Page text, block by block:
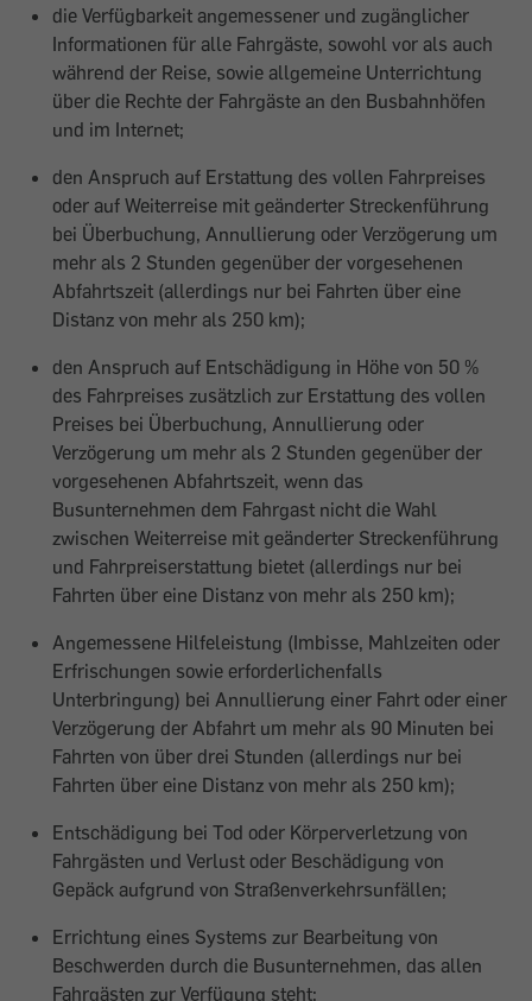
die Verfügbarkeit angemessener und zugänglicher
Informationen für alle Fahrgäste, sowohl vor als auch
während der Reise, sowie allgemeine Unterrichtung
über die Rechte der Fahrgäste an den Busbahnhöfen
und im Internet;
den Anspruch auf Erstattung des vollen Fahrpreises
oder auf Weiterreise mit geänderter Streckenführung
bei Überbuchung, Annullierung oder Verzögerung um
mehr als 2 Stunden gegenüber der vorgesehenen
Abfahrtszeit (allerdings nur bei Fahrten über eine
Distanz von mehr als 250 km);
den Anspruch auf Entschädigung in Höhe von 50 %
des Fahrpreises zusätzlich zur Erstattung des vollen
Preises bei Überbuchung, Annullierung oder
Verzögerung um mehr als 2 Stunden gegenüber der
vorgesehenen Abfahrtszeit, wenn das
Busunternehmen dem Fahrgast nicht die Wahl
zwischen Weiterreise mit geänderter Streckenführung
und Fahrpreiserstattung bietet (allerdings nur bei
Fahrten über eine Distanz von mehr als 250 km);
Angemessene Hilfeleistung (Imbisse, Mahlzeiten oder
Erfrischungen sowie erforderlichenfalls
Unterbringung) bei Annullierung einer Fahrt oder einer
Verzögerung der Abfahrt um mehr als 90 Minuten bei
Fahrten von über drei Stunden (allerdings nur bei
Fahrten über eine Distanz von mehr als 250 km);
Entschädigung bei Tod oder Körperverletzung von
Fahrgästen und Verlust oder Beschädigung von
Gepäck aufgrund von Straßenverkehrsunfällen;
Errichtung eines Systems zur Bearbeitung von
Beschwerden durch die Busunternehmen, das allen
Fahrgästen zur Verfügung steht;